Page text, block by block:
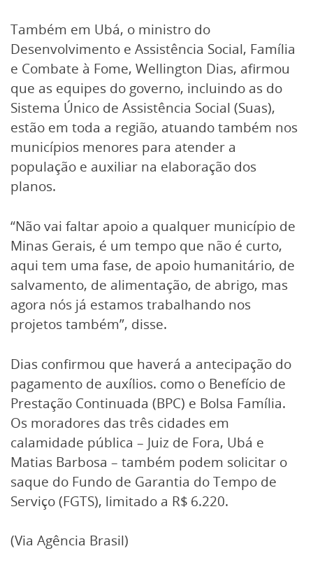
Também em Ubá, o ministro do
Desenvolvimento e Assistência Social, Família
e Combate à Fome, Wellington Dias, afirmou
que as equipes do governo, incluindo as do
Sistema Único de Assistência Social (Suas),
estão em toda a região, atuando também nos
municípios menores para atender a
população e auxiliar na elaboração dos
planos.
“Não vai faltar apoio a qualquer município de
Minas Gerais, é um tempo que não é curto,
aqui tem uma fase, de apoio humanitário, de
salvamento, de alimentação, de abrigo, mas
agora nós já estamos trabalhando nos
projetos também”, disse.
Dias confirmou que haverá a antecipação do
pagamento de auxílios. como o Benefício de
Prestação Continuada (BPC) e Bolsa Família.
Os moradores das três cidades em
calamidade pública – Juiz de Fora, Ubá e
Matias Barbosa – também podem solicitar o
saque do Fundo de Garantia do Tempo de
Serviço (FGTS), limitado a R$ 6.220.
(Via Agência Brasil)